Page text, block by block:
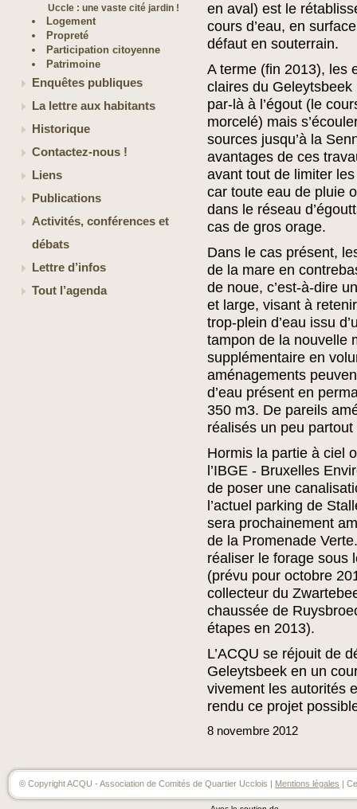
Uccle : une vaste cité jardin !
Logement
Propreté
Participation citoyenne
Patrimoine
Enquêtes publiques
La lettre aux habitants
Historique
Contactez-nous !
Liens
Publications
Activités, conférences et
débats
Lettre d’infos
Tout l’agenda
en aval) est le
cours d’eau, en
défaut en souterrain.
A terme (fin 2013), les
claires du
par-là à l’égout (le
morcelé) mais
sources jusqu’à la
avantages de ces
avant tout de limiter
car toute eau de pluie
dans le réseau
cas de gros orage.
Dans le cas présent,
de la mare en
de noue, c’est-à-dire
et large, visant à
trop-plein d’eau issu
tampon de la nouvelle
supplémentaire en
aménagements
d’eau présent en
350 m3. De pareils
réalisés un peu
Hormis la partie à ciel
l’IBGE - Bruxelles
de poser une
l’actuel parking de
sera prochainement
de la Promenade
réaliser le forage sous
(prévu pour octobre
collecteur du
chaussée de
étapes en 2013).
L’ACQU se réjouit de
Geleytsbeek en un
vivement les autorités
rendu ce projet
8 novembre 2012
© Copyright ACQU - Association de Comités de Quartier Ucclois | Mentions légales |